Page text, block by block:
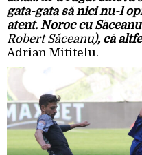
gata-gata să nici nu-l
atent. Noroc cu Săceanu
Robert Săceanu), că
Adrian Mititelu.